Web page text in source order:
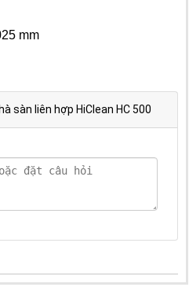
mm
sàn liên hợp HiClean HC 500